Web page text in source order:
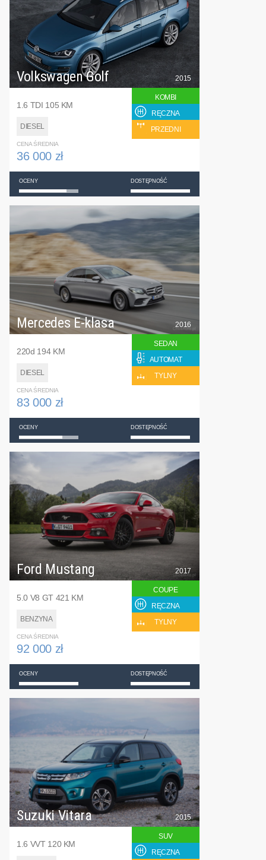
Volkswagen Golf
1.6 TDI 105 KM
DIESEL
2015
KOMBI
RĘCZNA
PRZEDNI
CENA ŚREDNIA
36 000 zł
OCENY DOSTĘPNOŚĆ
Mercedes E-klasa
220d 194 KM
DIESEL
2016
SEDAN
AUTOMAT
TYLNY
CENA ŚREDNIA
83 000 zł
OCENY DOSTĘPNOŚĆ
Ford Mustang
5.0 V8 GT 421 KM
BENZYNA
2017
COUPE
RĘCZNA
TYLNY
CENA ŚREDNIA
92 000 zł
OCENY DOSTĘPNOŚĆ
Suzuki Vitara
1.6 VVT 120 KM
2015
SUV
RĘCZNA